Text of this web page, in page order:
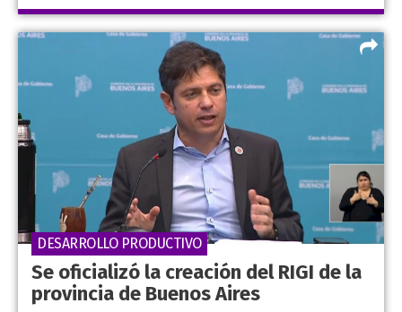
Se oficializó la creación del RIGI de la
provincia de Buenos Aires
DESARROLLO PRODUCTIVO